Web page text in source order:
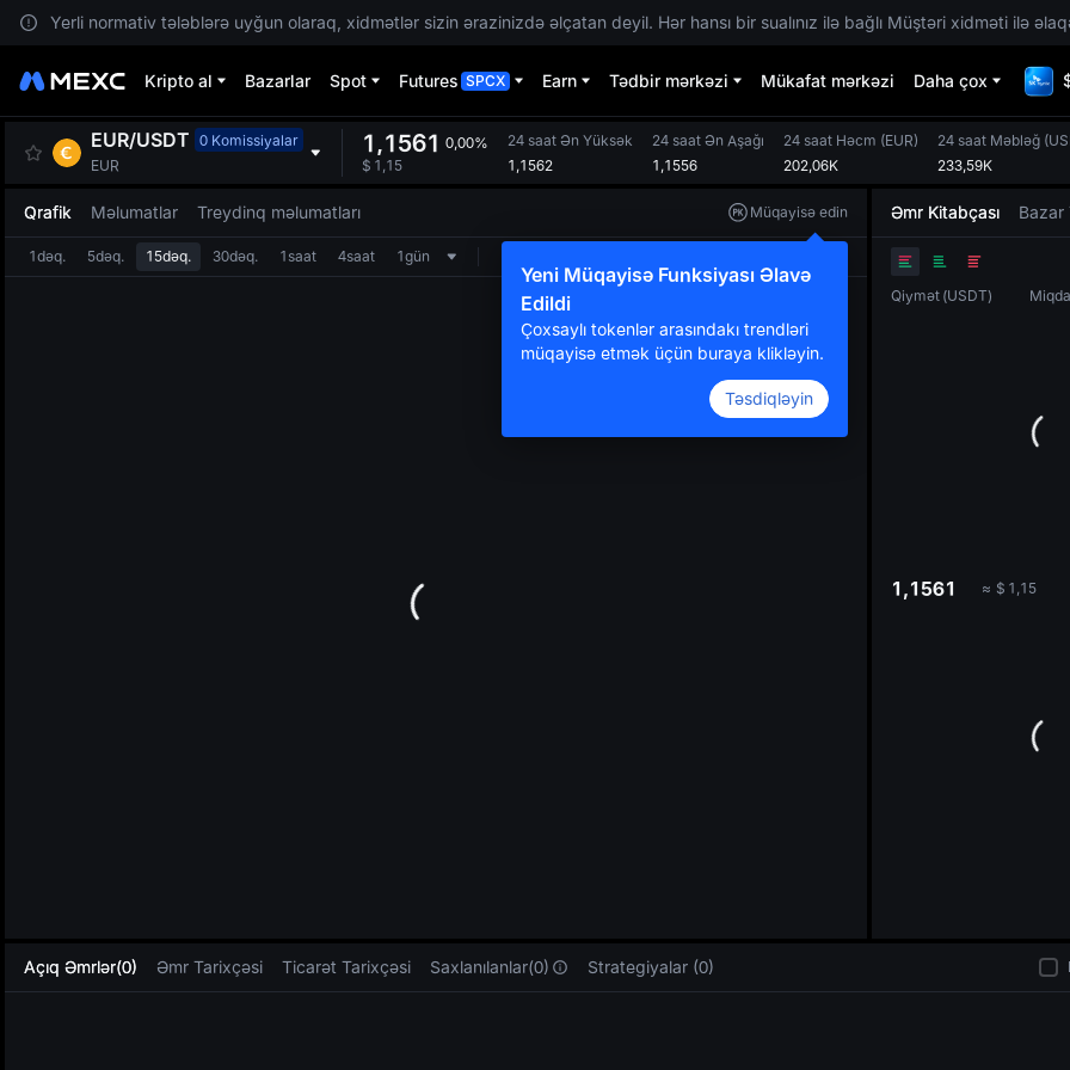
Yerli normativ tələblərə uyğun olaraq, xidmətlər sizin ərazinizdə əlçatan deyil. Hər hansı bir sualınız ilə bağlı Müştəri xidməti ilə
Kripto al Bazarlar Spot Futures SPCX Earn Tədbir mərkəzi Mükafat mərkəzi Daha çox
EUR/USDT 0 Komissiyalar
EUR
1,1561 0,00%
$ 1,15
24 saat Ən Yüksək
1,1562
24 saat Ən Aşağı
1,1556
24 saat Həcm (EUR)
202,06K
24 saat Məbləğ (
233,59K
Qrafik Məlumatlar Treydinq məlumatları Müqayisə edin
Yeni Müqayisə Funksiyası Əlavə
Edildi
Çoxsaylı tokenlər arasındakı trendləri
müqayisə etmək üçün buraya klikləyin.
Təsdiqləyin
1dəq. 5dəq. 15dəq. 30dəq. 1saat 4saat 1gün
Əmr Kitabçası Bazar
Qiymət (USDT)
1,1561 ≈ $ 1,15
Açıq Əmrlər(0) Əmr Tarixçəsi Ticarət Tarixçəsi Saxlanılanlar(0) Strategiyalar (0)